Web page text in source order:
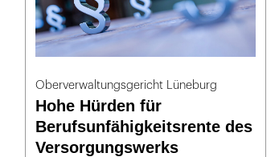
Oberverwaltungsgericht Lüneburg
Hohe Hürden für
Berufsunfähigkeitsrente des
Versorgungswerks